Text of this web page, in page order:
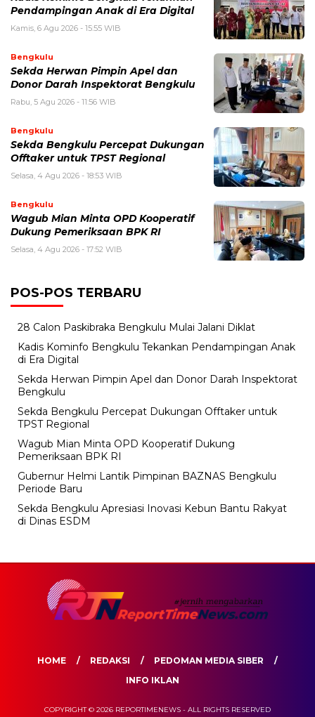
Pendampingan Anak di Era Digital
Kamis, 6 Agu 2026 - 15:55 WIB
Bengkulu
Sekda Herwan Pimpin Apel dan
Donor Darah Inspektorat Bengkulu
Rabu, 5 Agu 2026 - 11:56 WIB
Bengkulu
Sekda Bengkulu Percepat Dukungan
Offtaker untuk TPST Regional
Selasa, 4 Agu 2026 - 18:53 WIB
Bengkulu
Wagub Mian Minta OPD Kooperatif
Dukung Pemeriksaan BPK RI
Selasa, 4 Agu 2026 - 17:52 WIB
POS-POS TERBARU
28 Calon Paskibraka Bengkulu Mulai Jalani Diklat
Kadis Kominfo Bengkulu Tekankan Pendampingan Anak
di Era Digital
Sekda Herwan Pimpin Apel dan Donor Darah Inspektorat
Bengkulu
Sekda Bengkulu Percepat Dukungan Offtaker untuk
TPST Regional
Wagub Mian Minta OPD Kooperatif Dukung
Pemeriksaan BPK RI
Gubernur Helmi Lantik Pimpinan BAZNAS Bengkulu
Periode Baru
Sekda Bengkulu Apresiasi Inovasi Kebun Bantu Rakyat
di Dinas ESDM
HOME REDAKSI
PEDOMAN MEDIA SIBER
INFO IKLAN
COPYRIGHT © 2026 REPORTIMENEWS - ALL RIGHTS RESERVED